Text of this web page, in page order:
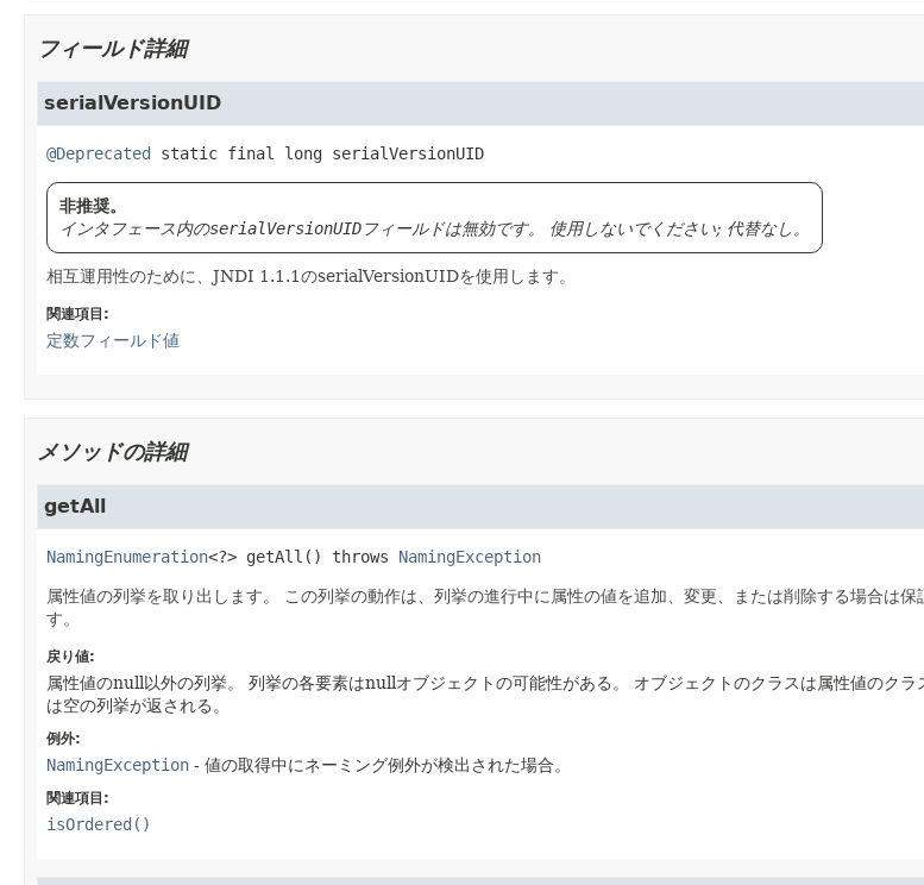
フィールド詳細
serialVersionUID
@Deprecated static final long serialVersionUID
非推奨。
インタフェース内のserialVersionUIDフィールドは無効です。 使用しないでください; 代替なし。
相互運用性のために、JNDI 1.1.1のserialVersionUIDを使用します。
関連項目:
定数フィールド値
メソッドの詳細
getAll
NamingEnumeration<?> getAll () throws NamingException
属性値の列挙を取り出します。 この列挙の動作は、列挙の進行中に属性の値を追加、変更、または削除する場合は保
す。
戻り値:
属性値のnull以外の列挙。 列挙の各要素はnullオブジェクトの可能性がある。 オブジェクトのクラスは属性値のクラ
は空の列挙が返される。
例外:
NamingException - 値の取得中にネーミング例外が検出された場合。
関連項目:
isOrdered()